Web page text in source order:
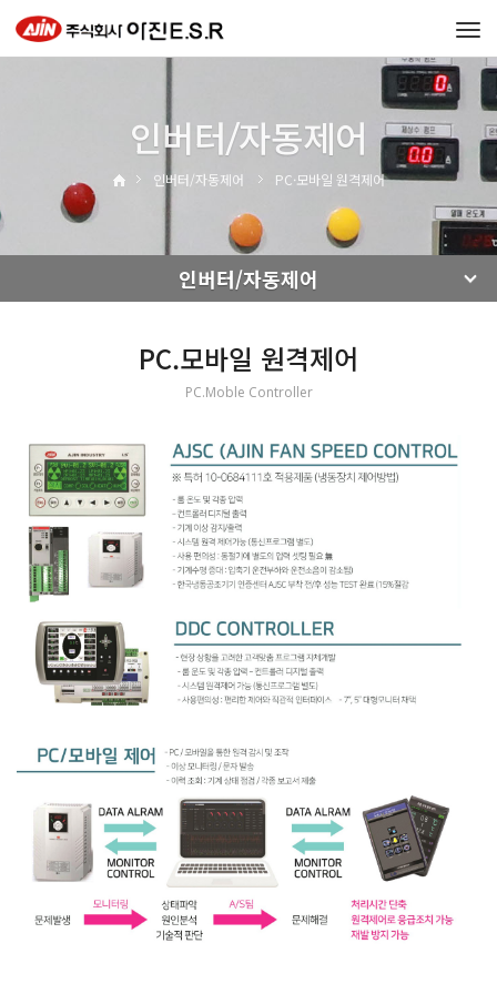
인버터/자동제어
인버터/자동제어 PC·모바일 원격제어
인버터/자동제어
PC.모바일 원격제어
PC.Moble Controller